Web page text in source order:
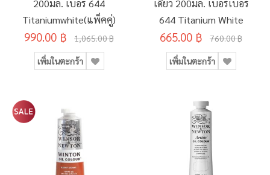
200มล. เบอร์ 644
Titaniumwhite(แพ็คคู่)
990.00 ฿ 1,065.00 ฿
เพิ่มในตะกร้า
เดี่ยว 200มล. เบอร์เบอร์
644 Titanium White
665.00 ฿ 760.00 ฿
เพิ่มในตะกร้า